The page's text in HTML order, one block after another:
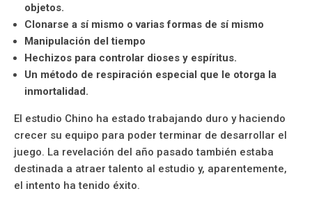
objetos.
Clonarse a sí mismo o varias formas de sí mismo
Manipulación del tiempo
Hechizos para controlar dioses y espíritus.
Un método de respiración especial que le otorga la
inmortalidad.
El estudio Chino ha estado trabajando duro y haciendo
crecer su equipo para poder terminar de desarrollar el
juego. La revelación del año pasado también estaba
destinada a atraer talento al estudio y, aparentemente,
el intento ha tenido éxito.